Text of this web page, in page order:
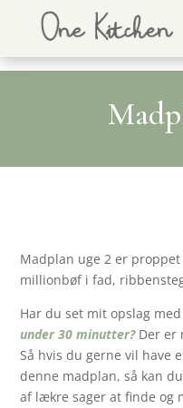
Madplan uge 2 er
millionbøf i fad,
Har du set mit opslag
under 30 minutter? Der er
Så hvis du gerne vil have
denne madplan, så kan
af lækre sager at finde og